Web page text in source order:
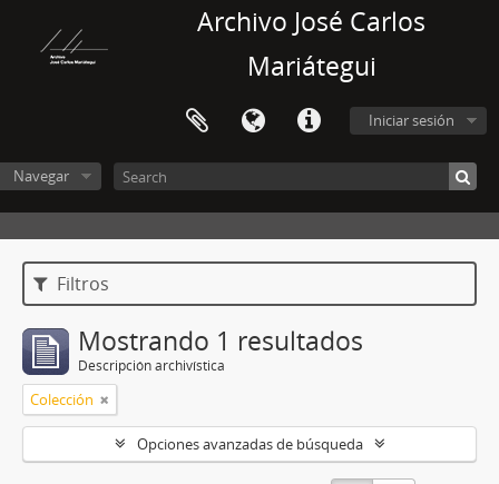
Archivo José Carlos
Mariátegui
Iniciar sesión
Navegar
Filtros
Mostrando 1 resultados
Descripción archivística
Colección
Opciones avanzadas de búsqueda